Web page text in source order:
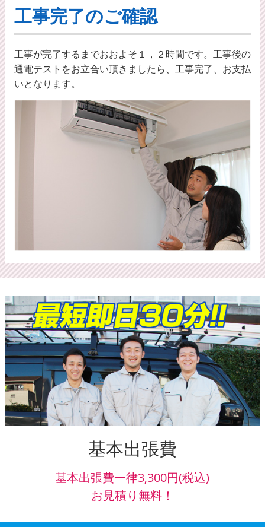
工事完了のご確認
工事が完了するまでおおよそ１，２時間です。工事後の
通電テストをお立合い頂きましたら、工事完了、お支払
いとなります。
基本出張費
基本出張費一律3,300円(税込)
お見積り無料！